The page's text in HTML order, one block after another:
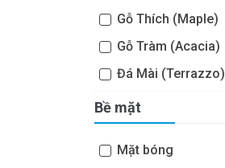
Gỗ Thích (Maple)
Gỗ Tràm (Acacia)
Đá Mài (Terrazzo)
Bề mặt
Mặt bóng